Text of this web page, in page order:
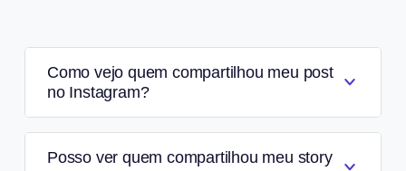
Como vejo quem compartilhou meu post
no Instagram?
Posso ver quem compartilhou meu story